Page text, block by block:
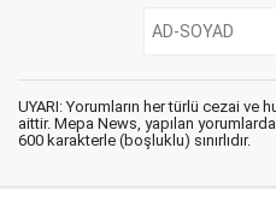
UYARI: Yorumların her türlü cezai ve
aittir. Mepa News, yapılan
600 karakterle (boşluklu) sınırlıdır.